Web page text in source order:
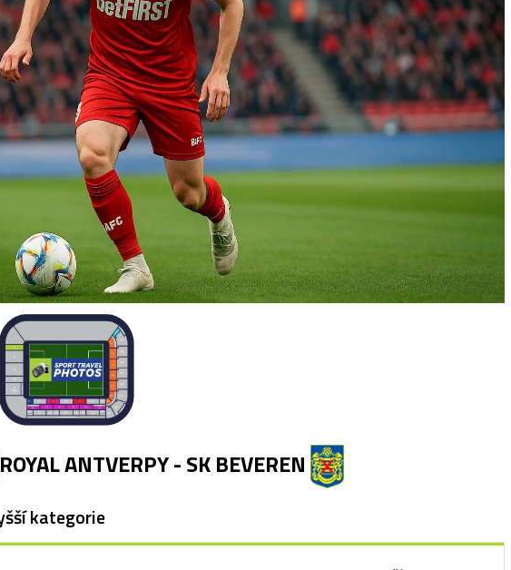
ROYAL ANTVERPY - SK BEVEREN
kategorie